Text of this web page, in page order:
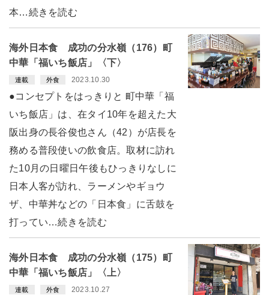
本…続きを読む
海外日本食 成功の分水嶺（176）町
中華「福いち飯店」〈下〉
連載 外食 2023.10.30
●コンセプトをはっきりと 町中華「福
いち飯店」は、在タイ10年を超えた大
阪出身の長谷俊也さん（42）が店長を
務める普段使いの飲食店。取材に訪れ
た10月の日曜日午後もひっきりなしに
日本人客が訪れ、ラーメンやギョウ
ザ、中華丼などの「日本食」に舌鼓を
打ってい…続きを読む
海外日本食 成功の分水嶺（175）町
中華「福いち飯店」〈上〉
連載 外食 2023.10.27